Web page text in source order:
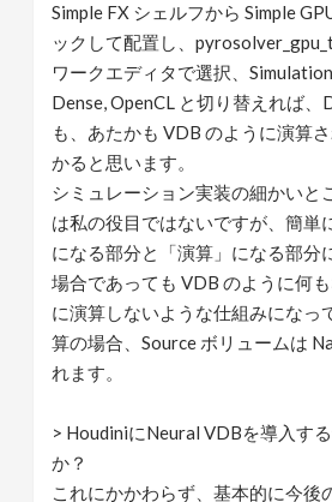
Simple FX シェルフから Simple
ックして配置し、
ワークエディタで選択、
Dense, OpenCL と切り替えれば、
も、あたかも VDB のように演算
かると思います。
シミュレーション実装の細かいと
は私の役目ではないですが、簡単
になる部分と「演算」になる部分
場合であっても VDB のように何
に演算しないような仕組みになっ
算の場合、Source ボリュームは
れます。
> HoudiniにNeural VDBを導入す
か？
これにかかわらず、基本的に今後